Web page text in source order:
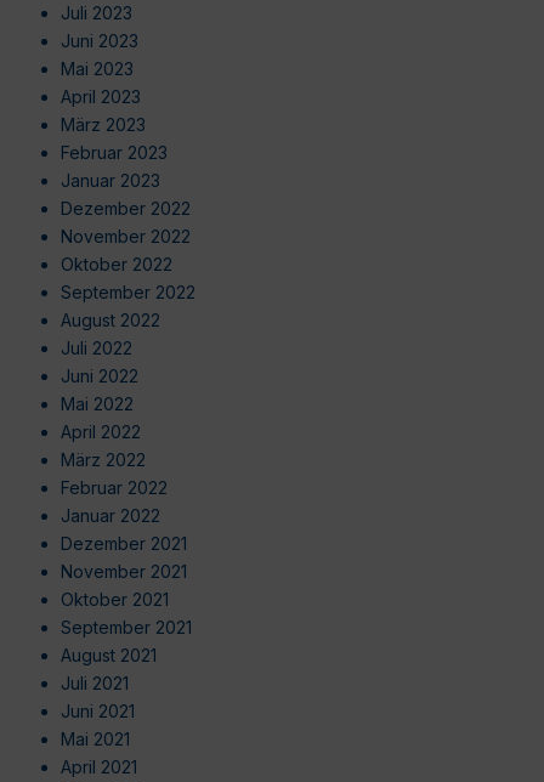
Juli 2023
Juni 2023
Mai 2023
April 2023
März 2023
Februar 2023
Januar 2023
Dezember 2022
November 2022
Oktober 2022
September 2022
August 2022
Juli 2022
Juni 2022
Mai 2022
April 2022
März 2022
Februar 2022
Januar 2022
Dezember 2021
November 2021
Oktober 2021
September 2021
August 2021
Juli 2021
Juni 2021
Mai 2021
April 2021